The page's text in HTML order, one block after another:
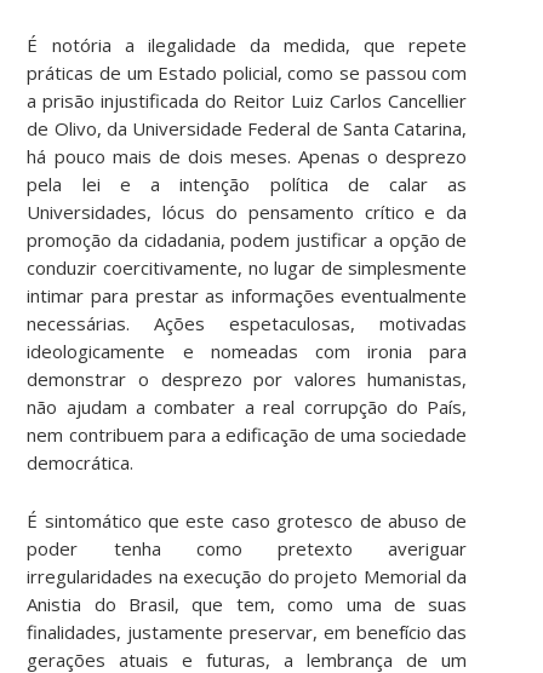
É notória a ilegalidade da medida, que repete
práticas de um Estado policial, como se passou com
a prisão injustificada do Reitor Luiz Carlos Cancellier
de Olivo, da Universidade Federal de Santa Catarina,
há pouco mais de dois meses. Apenas o desprezo
pela lei e a intenção política de calar as
Universidades, lócus do pensamento crítico e da
promoção da cidadania, podem justificar a opção de
conduzir coercitivamente, no lugar de simplesmente
intimar para prestar as informações eventualmente
necessárias. Ações espetaculosas, motivadas
ideologicamente e nomeadas com ironia para
demonstrar o desprezo por valores humanistas,
não ajudam a combater a real corrupção do País,
nem contribuem para a edificação de uma sociedade
democrática.
É sintomático que este caso grotesco de abuso de
poder tenha como pretexto averiguar
irregularidades na execução do projeto Memorial da
Anistia do Brasil, que tem, como uma de suas
finalidades, justamente preservar, em benefício das
gerações atuais e futuras, a lembrança de um